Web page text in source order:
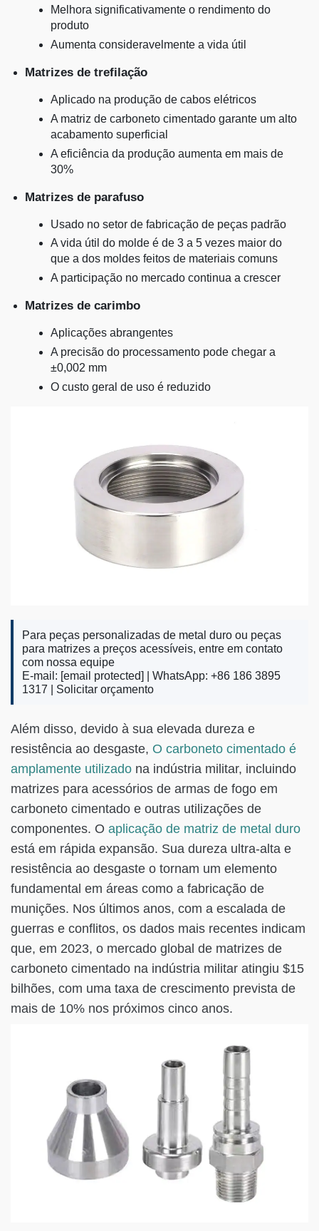
Melhora significativamente o rendimento do
produto
Aumenta consideravelmente a vida útil
Matrizes de trefilação
Aplicado na produção de cabos elétricos
A matriz de carboneto cimentado garante um alto
acabamento superficial
A eficiência da produção aumenta em mais de
30%
Matrizes de parafuso
Usado no setor de fabricação de peças padrão
A vida útil do molde é de 3 a 5 vezes maior do
que a dos moldes feitos de materiais comuns
A participação no mercado continua a crescer
Matrizes de carimbo
Aplicações abrangentes
A precisão do processamento pode chegar a
±0,002 mm
O custo geral de uso é reduzido
Para peças personalizadas de metal duro ou peças
para matrizes a preços acessíveis, entre em contato
com nossa equipe
E-mail: [email protected]
| WhatsApp: +86 186 3895
1317 | Solicitar orçamento
Além disso, devido à sua elevada dureza e
resistência ao desgaste, O carboneto cimentado é
amplamente utilizado na indústria militar, incluindo
matrizes para acessórios de armas de fogo em
carboneto cimentado e outras utilizações de
componentes. O aplicação de matriz de metal duro
está em rápida expansão. Sua dureza ultra-alta e
resistência ao desgaste o tornam um elemento
fundamental em áreas como a fabricação de
munições. Nos últimos anos, com a escalada de
guerras e conflitos, os dados mais recentes indicam
que, em 2023, o mercado global de matrizes de
carboneto cimentado na indústria militar atingiu $15
bilhões, com uma taxa de crescimento prevista de
mais de 10% nos próximos cinco anos.